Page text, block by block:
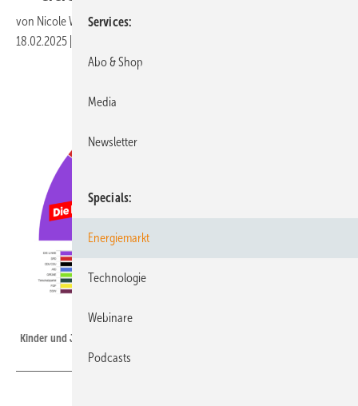
von Nicole Weinhold
18.02.2025
Kinder und Jugendliche haben in den vergangenen Tagen gewählt.
Services
Abo & Shop
Media
Newsletter
Specials
Energiemarkt
Technologie
Webinare
Podcasts